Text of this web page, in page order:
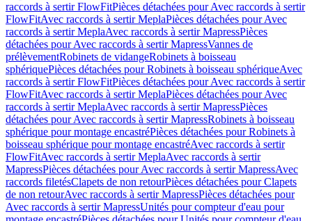
raccords à sertir FlowFitPièces détachées pour Avec raccords à sertir
FlowFitAvec raccords à sertir MeplaPièces détachées pour Avec
raccords à sertir MeplaAvec raccords à sertir MapressPièces
détachées pour Avec raccords à sertir MapressVannes de
prélèvementRobinets de vidangeRobinets à boisseau
sphériquePièces détachées pour Robinets à boisseau sphériqueAvec
raccords à sertir FlowFitPièces détachées pour Avec raccords à sertir
FlowFitAvec raccords à sertir MeplaPièces détachées pour Avec
raccords à sertir MeplaAvec raccords à sertir MapressPièces
détachées pour Avec raccords à sertir MapressRobinets à boisseau
sphérique pour montage encastréPièces détachées pour Robinets à
boisseau sphérique pour montage encastréAvec raccords à sertir
FlowFitAvec raccords à sertir MeplaAvec raccords à sertir
MapressPièces détachées pour Avec raccords à sertir MapressAvec
raccords filetésClapets de non retourPièces détachées pour Clapets
de non retourAvec raccords à sertir MapressPièces détachées pour
Avec raccords à sertir MapressUnités pour compteur d'eau pour